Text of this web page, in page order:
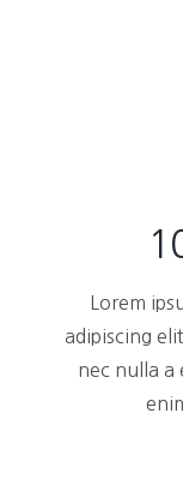
Lorem
adipiscing
nec nulla a